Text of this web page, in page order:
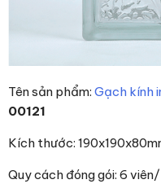
Tên sản phẩm: Gạch kính
00121
Kích thước:
Quy cách đóng gói: 6